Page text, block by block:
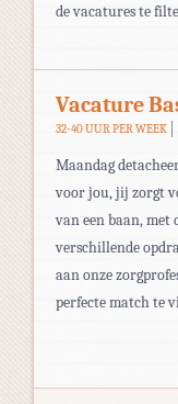
de vacatures te
Vacature
32-40 UUR PER WEEK
Maandag
voor jou, jij zorgt
van een baan, met
verschillende
aan onze
perfecte match te